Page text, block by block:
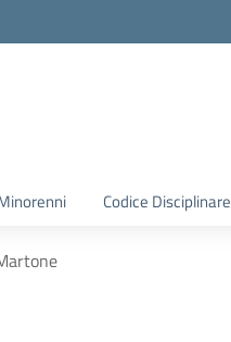
Codice Disciplinare